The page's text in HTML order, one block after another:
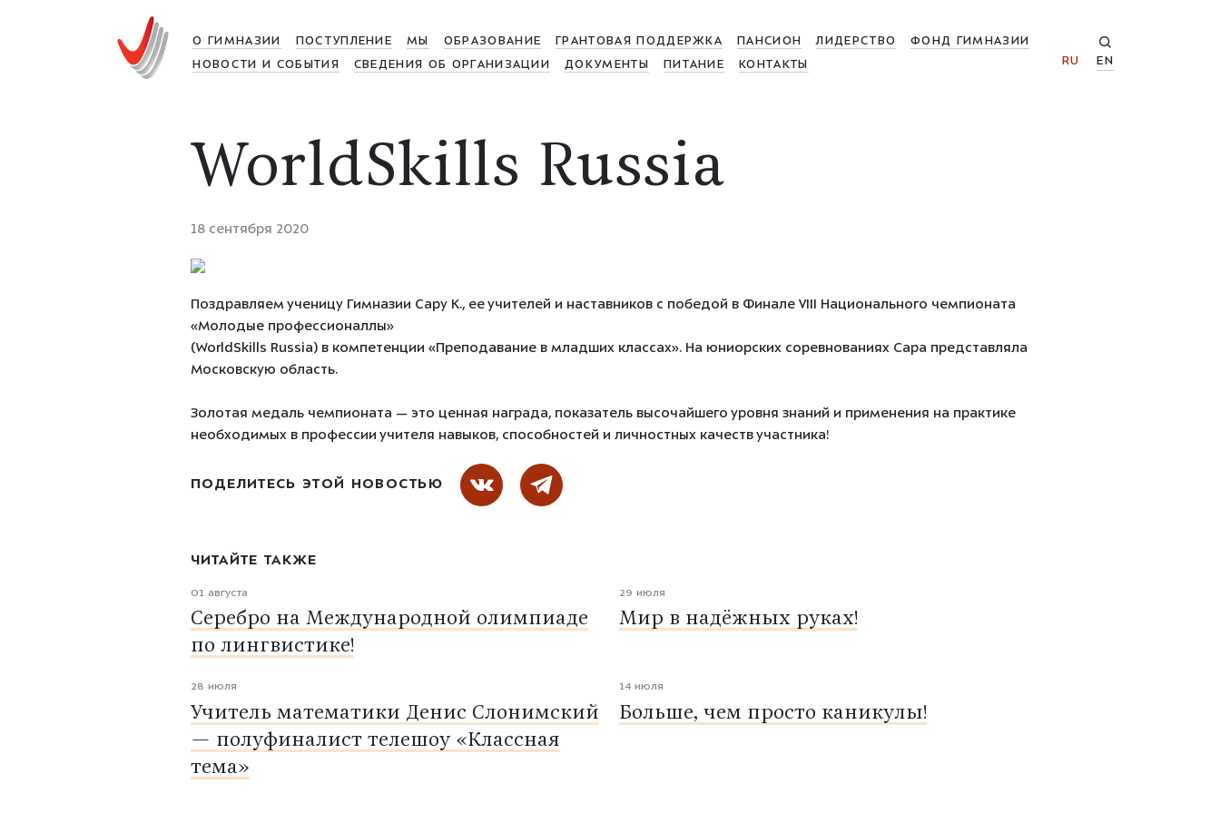
О ГИМНАЗИИ ПОСТУПЛЕНИЕ МЫ ОБРАЗОВАНИЕ ГРАНТОВАЯ ПОДДЕРЖКА ПАНСИОН ЛИДЕРСТВО
ФОНД ГИМНАЗИИ
НОВОСТИ И СОБЫТИЯ
СВЕДЕНИЯ ОБ ОРГАНИЗАЦИИ ДОКУМЕНТЫ ПИТАНИЕ КОНТАКТЫ RU EN
WorldSkills Russia
18 сентября 2020
Поздравляем ученицу Гимназии Сару К., ее учителей и наставников с победой в Финале VIII Национального чемпионата
«Молодые профессионаллы»
(WorldSkills Russia) в компетенции «Преподавание в младших классах». На юниорских соревнованиях Сара представляла
Московскую область.
Золотая медаль чемпионата — это ценная награда, показатель высочайшего уровня знаний и применения на практике
необходимых в профессии учителя навыков, способностей и личностных качеств участника!
ПОДЕЛИТЕСЬ ЭТОЙ НОВОСТЬЮ
ЧИТАЙТЕ ТАКЖЕ
01 августа
Серебро на Международной олимпиаде
по лингвистике!
29 июля
Мир в надёжных руках!
28 июля
Учитель математики Денис Слонимский
— полуфиналист телешоу «Классная
тема»
14 июля
Больше, чем просто каникулы!